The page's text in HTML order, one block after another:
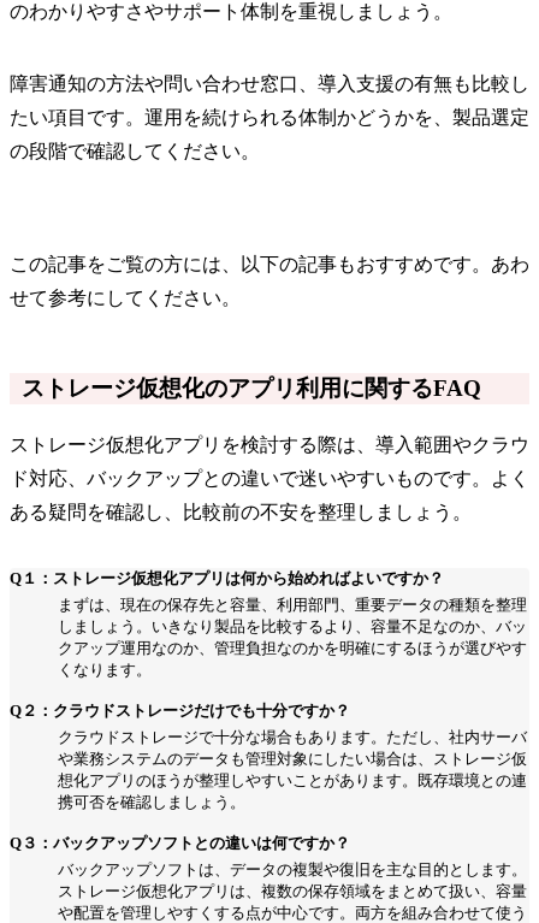
のわかりやすさやサポート体制を重視しましょう。
障害通知の方法や問い合わせ窓口、導入支援の有無も比較し
たい項目です。運用を続けられる体制かどうかを、製品選定
の段階で確認してください。
この記事をご覧の方には、以下の記事もおすすめです。あわ
せて参考にしてください。
ストレージ仮想化のアプリ利用に関するFAQ
ストレージ仮想化アプリを検討する際は、導入範囲やクラウ
ド対応、バックアップとの違いで迷いやすいものです。よく
ある疑問を確認し、比較前の不安を整理しましょう。
Q１：ストレージ仮想化アプリは何から始めればよいですか？
まずは、現在の保存先と容量、利用部門、重要データの種類を整理
しましょう。いきなり製品を比較するより、容量不足なのか、バッ
クアップ運用なのか、管理負担なのかを明確にするほうが選びやす
くなります。
Q２：クラウドストレージだけでも十分ですか？
クラウドストレージで十分な場合もあります。ただし、社内サーバ
や業務システムのデータも管理対象にしたい場合は、ストレージ仮
想化アプリのほうが整理しやすいことがあります。既存環境との連
携可否を確認しましょう。
Q３：バックアップソフトとの違いは何ですか？
バックアップソフトは、データの複製や復旧を主な目的とします。
ストレージ仮想化アプリは、複数の保存領域をまとめて扱い、容量
や配置を管理しやすくする点が中心です。両方を組み合わせて使う